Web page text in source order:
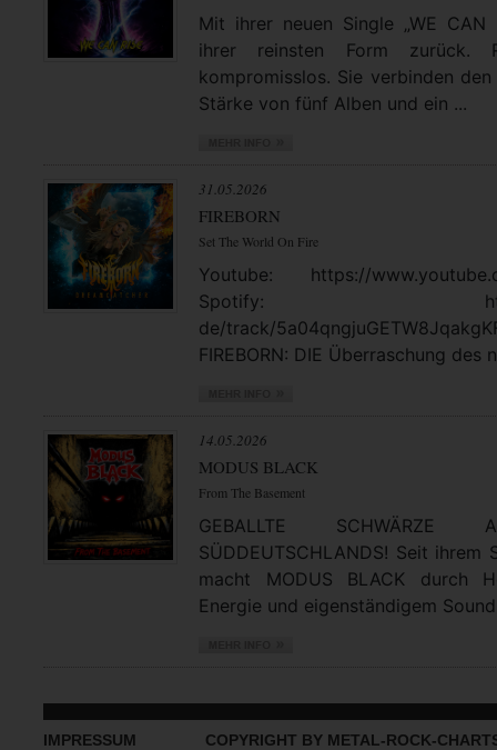
Mit ihrer neuen Single „WE CAN
ihrer reinsten Form zurück.
kompromisslos. Sie verbinden
Stärke von fünf Alben und ein ...
31.05.2026
FIREBORN
Set The World On Fire
Youtube: https://
Spotify: https://
de/track/
FIREBORN: DIE Überraschung des
14.05.2026
MODUS BLACK
From The Basement
GEBALLTE
SÜDDEUTSCHLANDS! Seit
macht MODUS BLACK durch
Energie und eigenständigem
IMPRESSUM COPYRIGHT BY METAL-ROCK-